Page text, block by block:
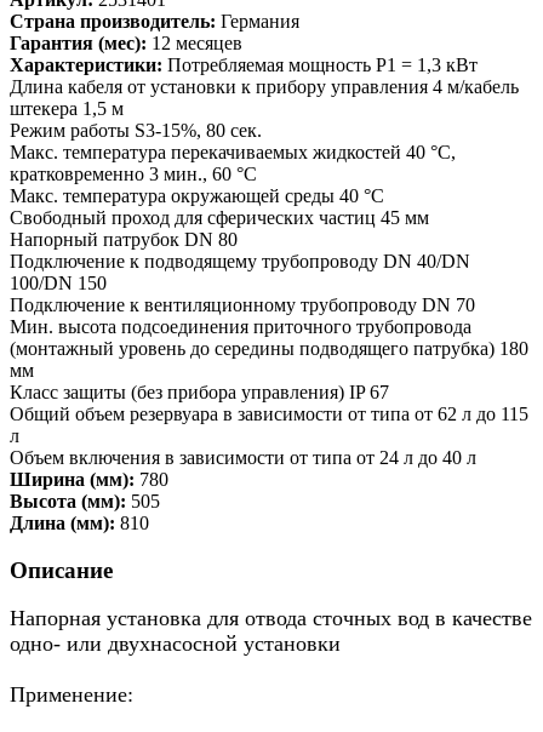
Страна производитель: Германия
Гарантия (мес): 12 месяцев
Характеристики: Потребляемая мощность P1 = 1,3 кВт
Длина кабеля от установки к прибору управления 4 м/кабель
штекера 1,5 м
Режим работы S3-15%, 80 сек.
Макс. температура перекачиваемых жидкостей 40 °C,
кратковременно 3 мин., 60 °C
Макс. температура окружающей среды 40 °C
Свободный проход для сферических частиц 45 мм
Напорный патрубок DN 80
Подключение к подводящему трубопроводу DN 40/DN
100/DN 150
Подключение к вентиляционному трубопроводу DN 70
Мин. высота подсоединения приточного трубопровода
(монтажный уровень до середины подводящего патрубка) 180
мм
Класс защиты (без прибора управления) IP 67
Общий объем резервуара в зависимости от типа от 62 л до 115
л
Объем включения в зависимости от типа от 24 л до 40 л
Ширина (мм): 780
Высота (мм): 505
Длина (мм): 810
Описание
Напорная установка для отвода сточных вод в качестве
одно- или двухнасосной установки
Применение: